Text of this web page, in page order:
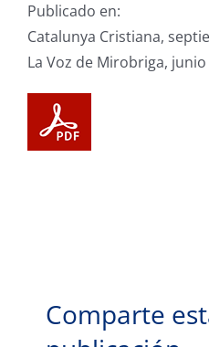
Publicado en:
Catalunya Cristiana,
La Voz de Mirobriga, junio
Comparte